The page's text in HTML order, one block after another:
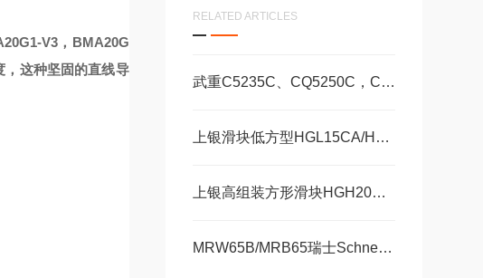
RELATED ARTICLES
武重C5235C、CQ5250C，C5250数控立式车床直线运动滑块WEH35CA/WEW35CC
上银滑块低方型HGL15CA/HA，HGL25CA/HA
上银高组装方形滑块HGH20CA、HGH25CA
MRW65B/MRB65瑞士Schneeberger施耐博格滑块 导轨
V3，BMA20G
，这种坚固的直线导